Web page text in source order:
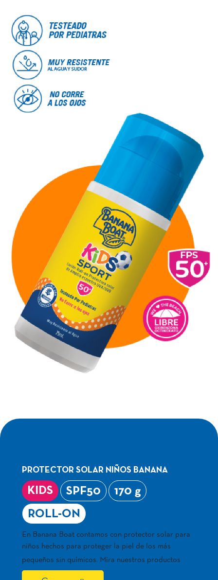
PROTECTOR SOLAR NIÑOS BANANA
KIDS SPF50 170 g
ROLL-ON
En Banana Boat contamos con protector solar para
niños hechos para proteger la piel de los más
pequeños sin químicos. Mira nuestros productos